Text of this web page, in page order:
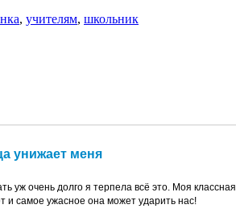
, учителям, школьник
унижает меня
уж очень долго я терпела всё это. Моя классная
и самое ужасное она может ударить нас!